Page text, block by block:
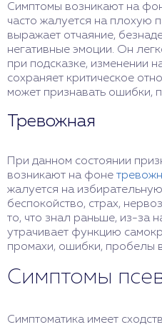
Симптомы возникают на
часто жалуется на плохую
выражает отчаяние,
негативные эмоции. Он
при подсказке, изменении
сохраняет критическое
может признавать ошибки,
Тревожная
При данном состоянии
возникают на фоне
жалуется на
беспокойство, страх,
то, что знал раньше, из-за
утрачивает функцию
промахи, ошибки, пробелы
Симптомы
Симптоматика имеет